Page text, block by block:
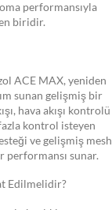
performansıyla
biridir.
ACE MAX, yeniden
sunan gelişmiş bir
hava akışı kontrolü
kontrol isteyen
ve gelişmiş mesh
sunar.
Edilmelidir?